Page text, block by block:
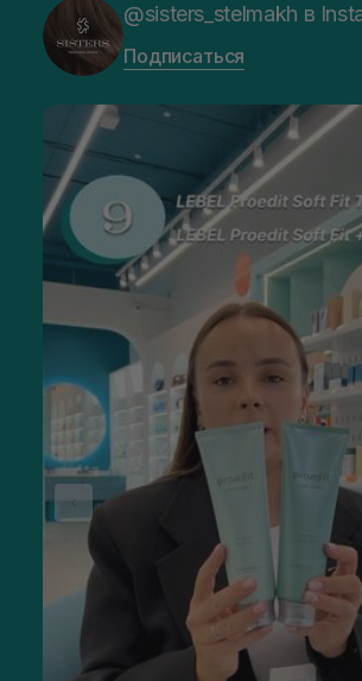
@sisters_stelmakh в
Подписаться